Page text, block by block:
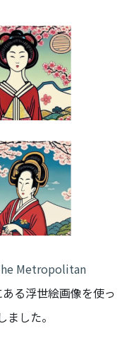
Metropolitan
ある浮世絵画像を使っ
した。